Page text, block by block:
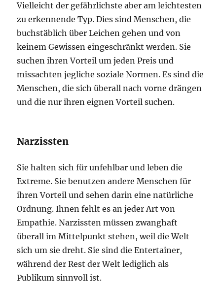
Vielleicht der gefährlichste aber am leichtesten
zu erkennende Typ. Dies sind Menschen, die
buchstäblich über Leichen gehen und von
keinem Gewissen eingeschränkt werden. Sie
suchen ihren Vorteil um jeden Preis und
missachten jegliche soziale Normen. Es sind die
Menschen, die sich überall nach vorne drängen
und die nur ihren eignen Vorteil suchen.
Narzissten
Sie halten sich für unfehlbar und leben die
Extreme. Sie benutzen andere Menschen für
ihren Vorteil und sehen darin eine natürliche
Ordnung. Ihnen fehlt es an jeder Art von
Empathie. Narzissten müssen zwanghaft
überall im Mittelpunkt stehen, weil die Welt
sich um sie dreht. Sie sind die Entertainer,
während der Rest der Welt lediglich als
Publikum sinnvoll ist.